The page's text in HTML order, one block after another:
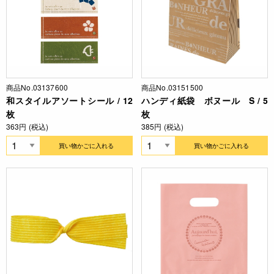
商品No.03137600
和スタイルアソートシール / 12
枚
363円 (税込)
買い物かごに入れる
商品No.03151500
ハンディ紙袋 ボヌール S / 5
枚
385円 (税込)
買い物かごに入れる